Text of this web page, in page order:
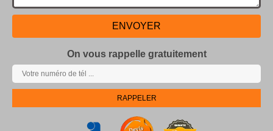
On vous rappelle gratuitement